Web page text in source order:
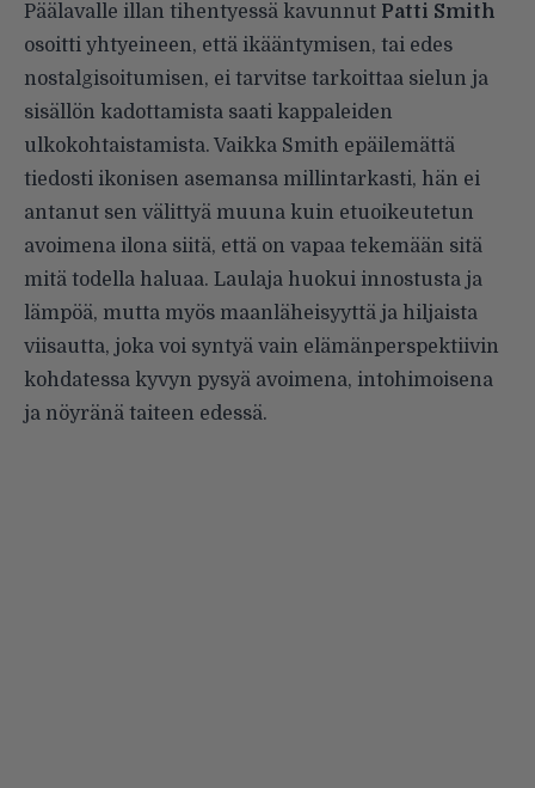
Päälavalle illan tihentyessä kavunnut Patti Smith
osoitti yhtyeineen, että ikääntymisen, tai edes
nostalgisoitumisen, ei tarvitse tarkoittaa sielun ja
sisällön kadottamista saati kappaleiden
ulkokohtaistamista. Vaikka Smith epäilemättä
tiedosti ikonisen asemansa millintarkasti, hän ei
antanut sen välittyä muuna kuin etuoikeutetun
avoimena ilona siitä, että on vapaa tekemään sitä
mitä todella haluaa. Laulaja huokui innostusta ja
lämpöä, mutta myös maanläheisyyttä ja hiljaista
viisautta, joka voi syntyä vain elämänperspektiivin
kohdatessa kyvyn pysyä avoimena, intohimoisena
ja nöyränä taiteen edessä.